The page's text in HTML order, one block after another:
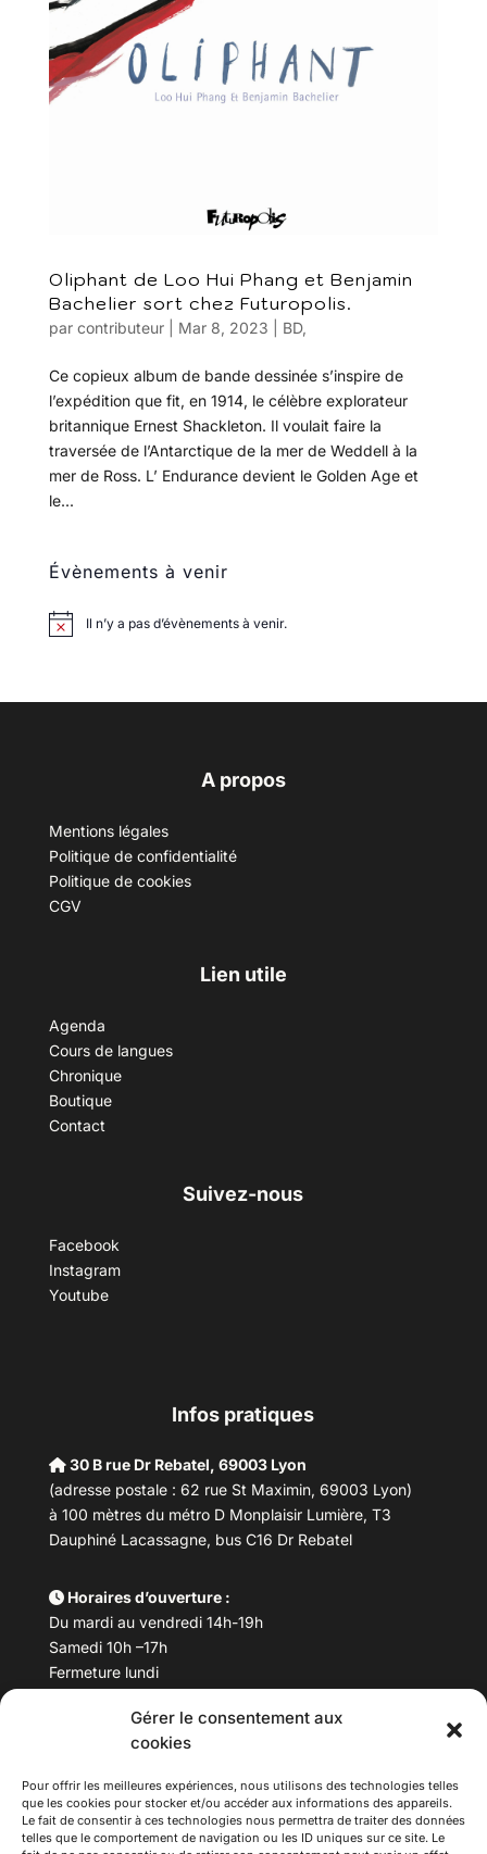
Gérer le consentement aux
cookies
Pour offrir les meilleures expériences, nous utilisons des technologies telles
que les cookies pour stocker et/ou accéder aux informations des appareils.
Le fait de consentir à ces technologies nous permettra de traiter des données
telles que le comportement de navigation ou les ID uniques sur ce site. Le
Oliphant de Loo Hui Phang et Benjamin
Bachelier sort chez Futuropolis.
par contributeur| Mar 8, 2023 BD,
Ce copieux album de bande dessinée s’inspire de
l’expédition que fit, en 1914, le célèbre explorateur
britannique Ernest Shackleton. Il voulait faire la
traversée de l’Antarctique de la mer de Weddell à la
mer de Ross. L’ Endurance devient le Golden Age et
le...
Évènements à venir
Il n’y a pas d’évènements à venir.
A propos
Mentions légales
Politique de confidentialité
Politique de cookies
CGV
Lien utile
Agenda
Cours de langues
Chronique
Boutique
Contact
Suivez-nous
Facebook
Instagram
Youtube
Infos pratiques
30 B rue Dr Rebatel, 69003 Lyon
(adresse postale : 62 rue St Maximin, 69003 Lyon)
à 100 mètres du métro D Monplaisir Lumière, T3
Dauphiné Lacassagne, bus C16 Dr Rebatel
Horaires d’ouverture :
Du mardi au vendredi 14h-19h
Samedi 10h –17h
Fermeture lundi
Téléphone : 04 78 53 06 40
maisondesculturesasiatiques@asiexpo.com